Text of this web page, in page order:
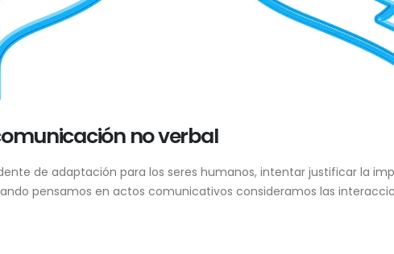
no verbal
de adaptación para los seres humanos, intentar justificar la
pensamos en actos comunicativos consideramos las